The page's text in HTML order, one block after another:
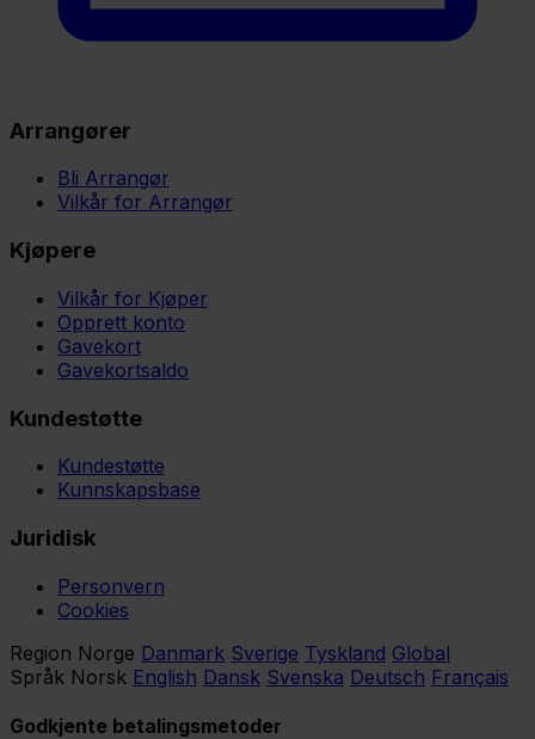
Arrangører
Bli Arrangør
Vilkår for Arrangør
Kjøpere
Vilkår for Kjøper
Opprett konto
Gavekort
Gavekortsaldo
Kundestøtte
Kundestøtte
Kunnskapsbase
Juridisk
Personvern
Cookies
Region Norge Danmark Sverige Tyskland Global
Språk Norsk English Dansk Svenska Deutsch Français
Godkjente betalingsmetoder